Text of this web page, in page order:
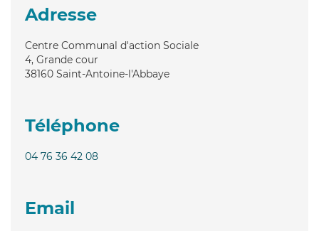
Adresse
Centre Communal d'action Sociale
4, Grande cour
38160 Saint-Antoine-l'Abbaye
Téléphone
04 76 36 42 08
Email